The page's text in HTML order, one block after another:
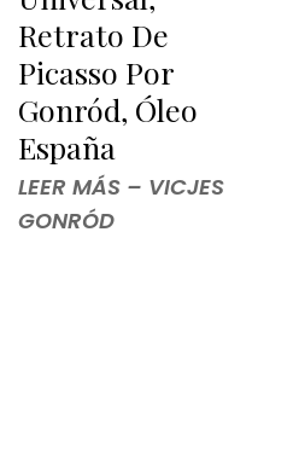
Retrato De
Picasso Por
Gonród, Óleo
España
LEER MÁS – VICJES
GONRÓD